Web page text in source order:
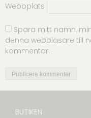
Webbplats
Spara mitt namn,
denna webbläsare till
kommentar.
BUTIKEN